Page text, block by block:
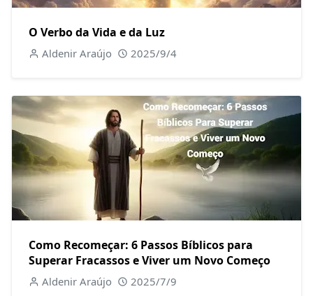
O Verbo da Vida e da Luz
Aldenir Araújo 2025/9/4
Como Recomeçar: 6 Passos Bíblicos para
Superar Fracassos e Viver um Novo Começo
Aldenir Araújo 2025/7/9